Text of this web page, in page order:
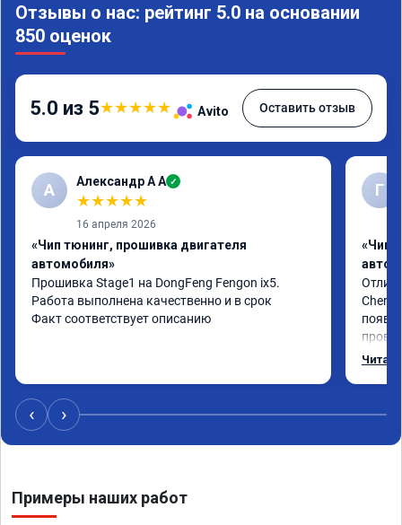
Отзывы о нас: рейтинг 5.0 на основании
850 оценок
5.0 из 5★★★★★ Avito Оставить отзыв
А Александр А А ✓
★★★★★
16 апреля 2026
«Чип тюнинг, прошивка двигателя
автомобиля»
Прошивка Stage1 на DongFeng Fengon ix5.
Работа выполнена качественно и в срок
Факт соответствует описанию
Г
«Чип
Chery
‹ ›
Примеры наших работ